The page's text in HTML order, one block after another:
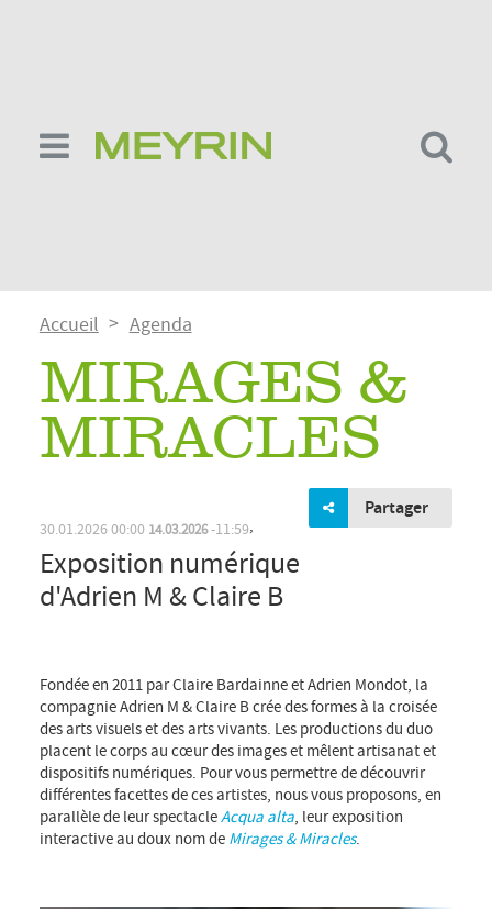
Fil
d'Ariane
Accueil Agenda
MIRAGES &
MIRACLES
Partager
30.01.2026 00:00 14.03.2026 11:59,
Exposition numérique
d'Adrien M & Claire B
Fondée en 2011 par Claire Bardainne et Adrien Mondot, la
compagnie Adrien M & Claire B crée des formes à la croisée
des arts visuels et des arts vivants. Les productions du duo
placent le corps au cœur des images et mêlent artisanat et
dispositifs numériques. Pour vous permettre de découvrir
différentes facettes de ces artistes, nous vous proposons, en
parallèle de leur spectacleAcqua alta, leur exposition
interactive au doux nom de Mirages & Miracles.